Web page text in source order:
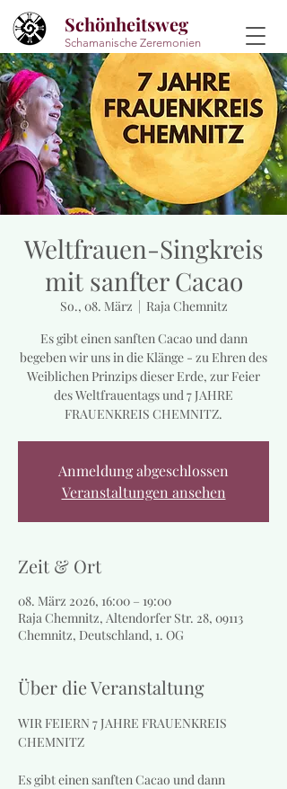
Schönheitsweg
Schamanische Zeremonien
Weltfrauen-Singkreis
mit sanfter Cacao
So., 08. März
  |
Raja Chemnitz
Es gibt einen sanften Cacao und dann
begeben wir uns in die Klänge - zu Ehren des
Weiblichen Prinzips dieser Erde, zur Feier
des Weltfrauentags und 7 JAHRE
FRAUENKREIS CHEMNITZ.
Anmeldung abgeschlossen
Veranstaltungen ansehen
Zeit & Ort
08. März 2026, 16:00 – 19:00
Raja Chemnitz, Altendorfer Str. 28, 09113
Chemnitz, Deutschland, 1. OG
Über die Veranstaltung
WIR FEIERN 7 JAHRE FRAUENKREIS
CHEMNITZ
Es gibt einen sanften Cacao und dann